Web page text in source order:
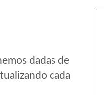
dadas de
cada